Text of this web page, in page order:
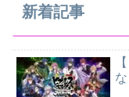
新着記事